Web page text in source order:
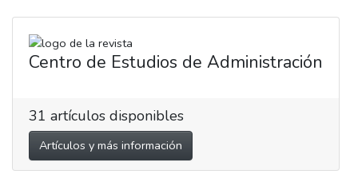
Centro de Estudios de Administración
31 artículos disponibles
Artículos y más información